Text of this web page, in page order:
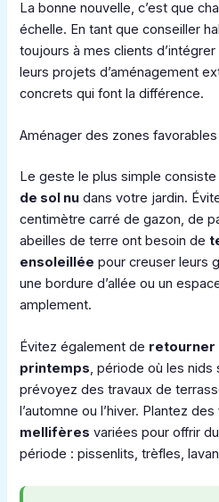
La bonne nouvelle, c’est que
échelle. En tant que conseiller
toujours à mes clients d’intégrer
leurs projets d’aménagement
concrets qui font la différence.
Aménager des zones
Le geste le plus simple consiste
de sol nu dans votre jardin.
centimètre carré de gazon, de
abeilles de terre ont besoin de
ensoleillée pour creuser leurs
une bordure d’allée ou un
amplement.
Évitez également de retourner
printemps, période où les nids
prévoyez des travaux de
l’automne ou l’hiver. Plantez des
mellifères variées pour offrir
période : pissenlits, trèfles,